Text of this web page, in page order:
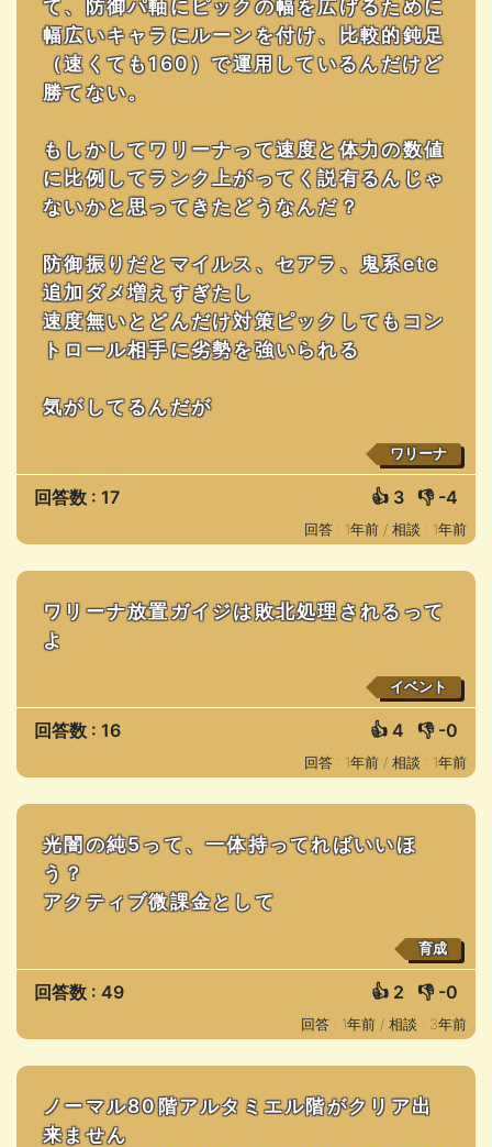
て、防御パ軸にピックの幅を広げるために
幅広いキャラにルーンを付け、比較的鈍足
（速くても160）で運用しているんだけど
勝てない。
もしかしてワリーナって速度と体力の数値
に比例してランク上がってく説有るんじゃ
ないかと思ってきたどうなんだ？
防御振りだとマイルス、セアラ、鬼系etc
追加ダメ増えすぎたし
速度無いとどんだけ対策ピックしてもコン
トロール相手に劣勢を強いられる
気がしてるんだが
ワリーナ
回答数 : 17 👍 3 👎 -4
回答 : 1年前 / 相談 : 1年前
ワリーナ放置ガイジは敗北処理されるって
よ
イベント
回答数 : 16 👍 4 👎 -0
回答 : 1年前 / 相談 : 1年前
光闇の純5って、一体持ってればいいほ
う？
アクティブ微課金として
育成
回答数 : 49 👍 2 👎 -0
回答 : 1年前 / 相談 : 3年前
ノーマル80階アルタミエル階がクリア出
来ません